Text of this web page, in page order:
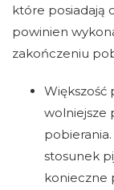
które posiadają
powinien
zakończeniu
Większość
wolniejsze
stosunek
konieczne